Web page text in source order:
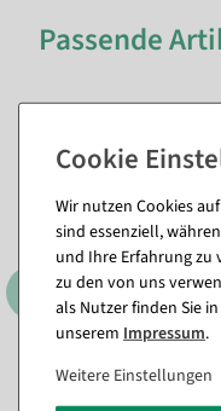
Passende
Metallstern Hänger mit
Kordel
Wir nutzen Cookies
sind essenziell,
und Ihre Erfahrung zu
zu den von uns
als Nutzer finden Sie
unserem Impressum.
Weitere Einstellungen